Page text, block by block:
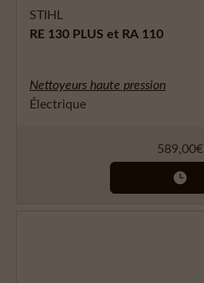
STIHL
RE 130 PLUS et RA 110
Nettoyeurs haute pression
Électrique
589,00€